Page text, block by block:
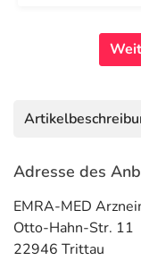
Adresse des
EMRA-MED
Otto-Hahn-Str. 11
22946 Trittau